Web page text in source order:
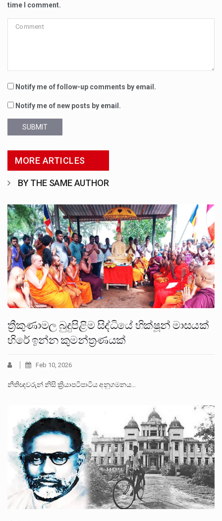
time I comment.
Notify me of follow-up comments by email.
Notify me of new posts by email.
SUBMIT
MORE ARTICLES
BY THE SAME AUTHOR
ත්‍රීකුණාමල බුදුපිළිම සිද්ධියේ භික්ෂූන් මාසයක්
හිරේ ඉන්න කුමන්ත්‍රණයක්
Feb 10, 2026
නීතිඥවරුන් නිසි ක්‍රියාපටිපාටිය අනුගමනය…